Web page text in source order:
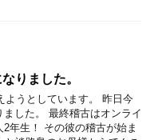
りました。
ようとしています。 昨日今
した。 最終稽古はオンライ
年生！ その彼の稽古が始ま